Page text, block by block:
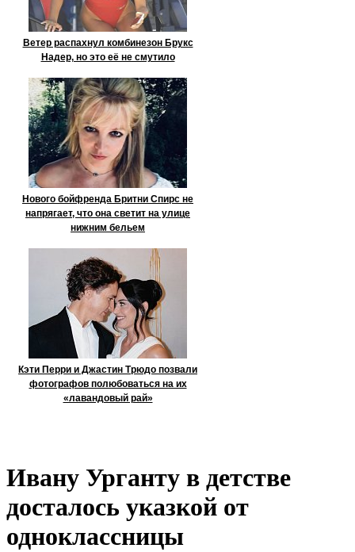
Ветер распахнул комбинезон Брукс
Надер, но это её не смутило
Нового бойфренда Бритни Спирс не
напрягает, что она светит на улице
нижним бельем
Кэти Перри и Джастин Трюдо позвали
фотографов полюбоваться на их
«лавандовый рай»
Ивану Урганту в детстве
досталось указкой от
одноклассницы